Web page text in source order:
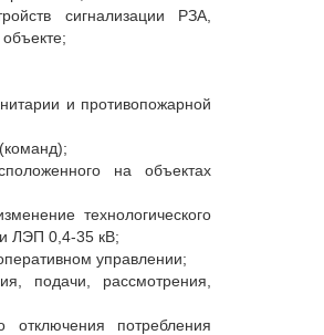
сигнализации РЗА,
и противопожарной
на объектах
технологического
ЛЭП 0,4-35 кВ;
управлении;
подачи, рассмотрения,
отключения потребления